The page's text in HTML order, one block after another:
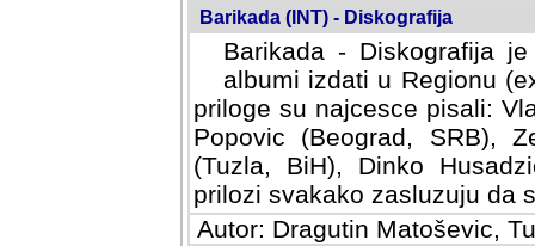
Barikada (INT) - Diskografija
Barikada - Diskografija
albumi izdati u Regionu
priloge su najcesce pisali:
Popovic (Beograd, SRB),
(Tuzla, BiH), Dinko
prilozi svakako zasluzuju da
Autor: Dragutin Matoševic,